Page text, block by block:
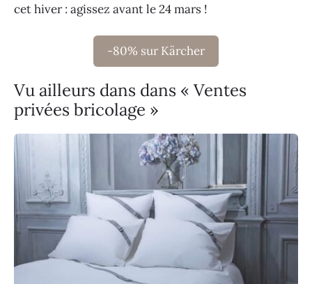
cet hiver : agissez avant le 24 mars !
-80% sur Kärcher
Vu ailleurs dans dans « Ventes
privées bricolage »